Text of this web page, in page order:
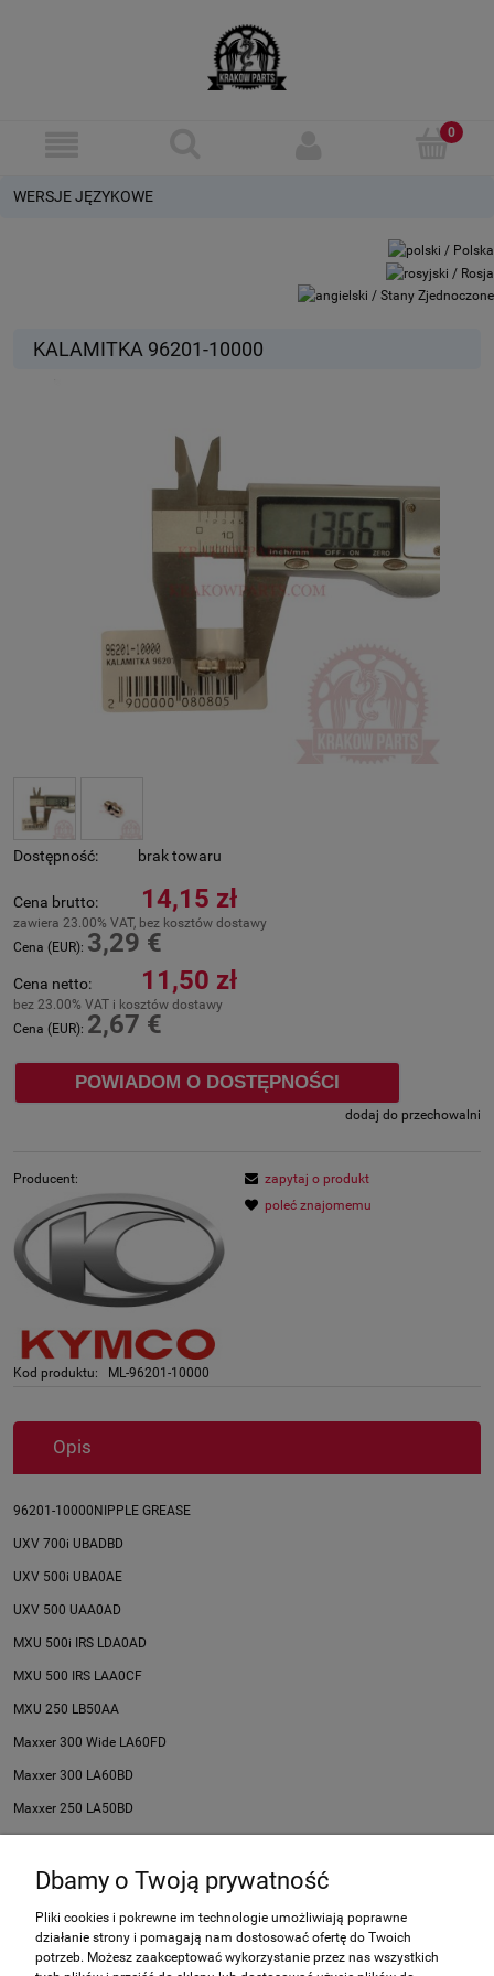
WERSJE JĘZYKOWE
KALAMITKA 96201-10000
Dostępność: brak towaru
Cena brutto: 14,15 zł
zawiera 23.00% VAT, bez kosztów dostawy
Cena (EUR): 3,29 €
Cena netto: 11,50 zł
bez 23.00% VAT i kosztów dostawy
Cena (EUR): 2,67 €
POWIADOM O DOSTĘPNOŚCI
dodaj do przechowalni
Producent:
Kod produktu: ML-96201-10000
zapytaj o produkt
poleć znajomemu
Opis
96201-10000NIPPLE GREASE
UXV 700i UBADBD
UXV 500i UBA0AE
UXV 500 UAA0AD
MXU 500i IRS LDA0AD
MXU 500 IRS LAA0CF
MXU 250 LB50AA
Maxxer 300 Wide LA60FD
Maxxer 300 LA60BD
Maxxer 250 LA50BD
Zakupy
Dbamy o Twoją prywatność
Pliki cookies i pokrewne im technologie umożliwiają poprawne
działanie strony i pomagają nam dostosować ofertę do Twoich
potrzeb. Możesz zaakceptować wykorzystanie przez nas wszystkich